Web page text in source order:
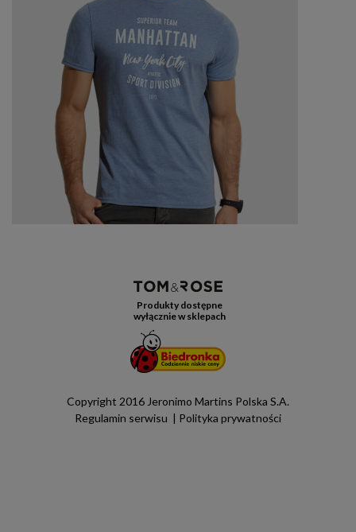
Produkty dostępne
wyłącznie w sklepach
Copyright 2016 Jeronimo Martins Polska S.A.
Regulamin serwisu
Polityka prywatności